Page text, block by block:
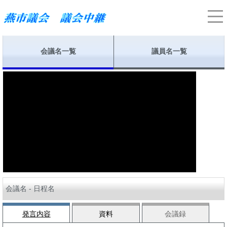
会議名一覧 議員名一覧
会議名 - 日程名
発言内容 資料 会議録